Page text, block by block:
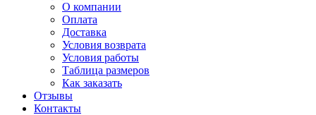
О компании
Оплата
Доставка
Условия возврата
Условия работы
Таблица размеров
Как заказать
Отзывы
Контакты